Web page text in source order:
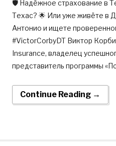
🛡️ Надёжное страхование в
Техас? 🌟 Или уже живёте в
Антонио и ищете
#VictorCorbyDT Виктор
Insurance, владелец
представитель программы
Continue Reading →